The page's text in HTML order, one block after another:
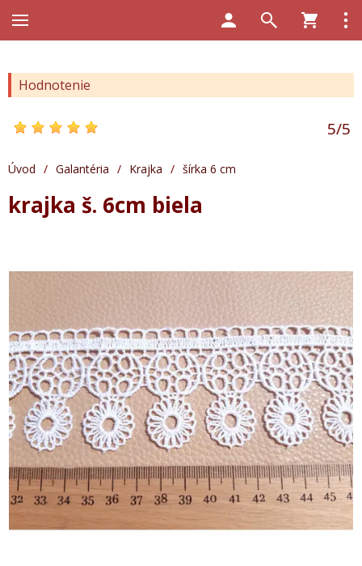
Hodnotenie
5/5
Úvod / Galantéria / Krajka / šírka 6 cm
krajka š. 6cm biela